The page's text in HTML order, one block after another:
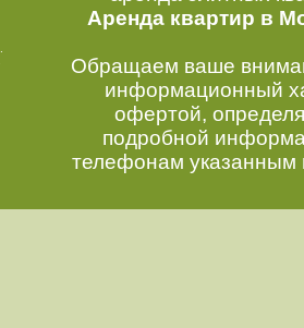
Аренда квартир в
Обращаем ваше
информационный
офертой,
подробной
телефонам указанным